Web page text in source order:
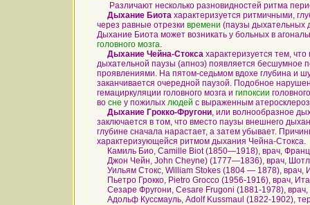
Различают несколько разновидностей ритма
Дыхание Биота характеризуется ритмичными,
через равные отрезки времени (паузы дыхательных
Дыхание Биота может возникать у больных в
головного мозга.
Дыхание Чейна-Стокса характеризуется тем,
дыхательной паузы (апноэ) появляется бесшумное
проявлениями. На пятом-седьмом вдохе глубина и
заканчивается очередной паузой. Подобное
гемациркуляции головного мозга и гипоксии
во сне у пожилых людей с выраженным
Дыхание Грокко-Фругони, или волнообразное
заключается в том, что вместо паузы внешнего
глубине сначала нарастает, а затем убывает.
характеризующейся ритмом дыхания Чейна-Стокса.
Камиль Био, Camille Biot (1850—1918), врач,
Джон Чейн, John Cheyne) (1777—1836), врач,
Уильям Стокс, William Stokes (1804 — 1878), врач,
Пьетро Грокко, Pietro Grocco (1956-1916), врач,
Сезаре Фругони, Cesare Frugoni (1881-1978),
Адольф Куссмауль, Adolf Kussmaul (1822-1902),